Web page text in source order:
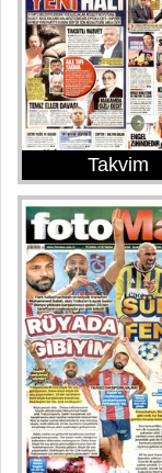
Takvim